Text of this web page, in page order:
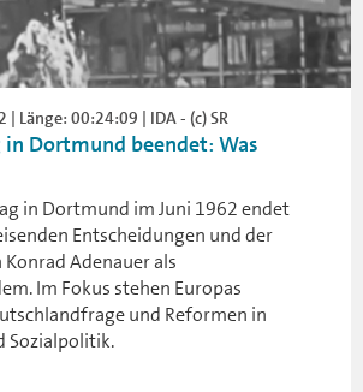
Länge: 00:24:09 | IDA - (c) SR
in Dortmund beendet: Was
in Dortmund im Juni 1962 endet
Entscheidungen und der
Adenauer als
Im Fokus stehen Europas
und Reformen in
Sozialpolitik.